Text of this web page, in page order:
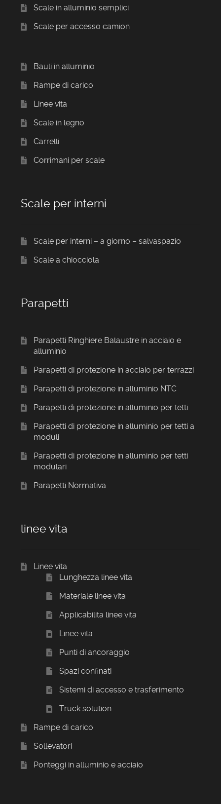
Scale in alluminio semplici
Scale per accesso camion
Bauli in alluminio
Rampe di carico
Linee vita
Scale in legno
Carrelli
Corrimani per scale
Scale per interni
Scale per interni – a giorno – salvaspazio
Scale a chiocciola
Parapetti
Parapetti Ringhiere Balaustre in acciaio e
alluminio
Parapetti di protezione in acciaio per terrazzi
Parapetti di protezione in alluminio NTC
Parapetti di protezione in alluminio per tetti
Parapetti di protezione in alluminio per tetti a
moduli
Parapetti di protezione in alluminio per tetti
modulari
Parapetti Normativa
linee vita
Linee vita
Lunghezza linee vita
Materiale linee vita
Applicabilita linee vita
Linee vita
Punti di ancoraggio
Spazi confinati
Sistemi di accesso e trasferimento
Truck solution
Rampe di carico
Sollevatori
Ponteggi in alluminio e acciaio